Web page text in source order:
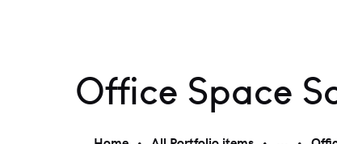
Office Space